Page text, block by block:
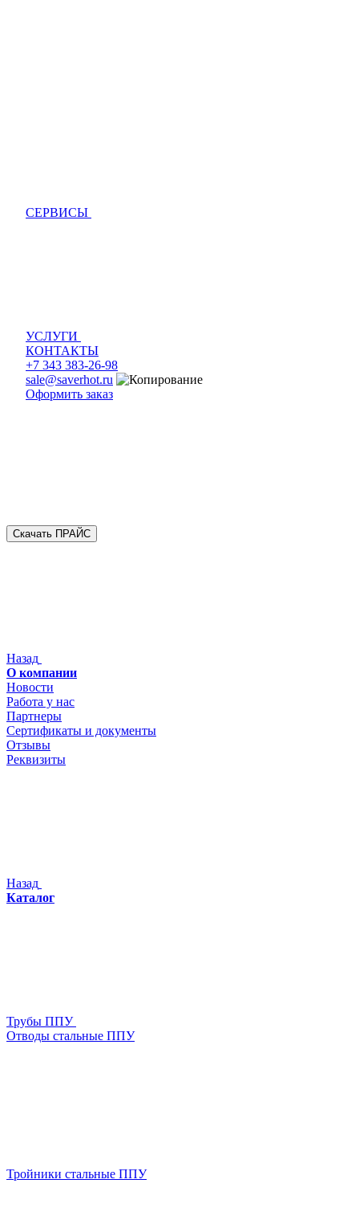
СЕРВИСЫ
УСЛУГИ
КОНТАКТЫ
+7 343 383-26-98
sale@saverhot.ru
Оформить заказ
Скачать ПРАЙС
Назад
О компании
Новости
Работа у нас
Партнеры
Сертификаты и документы
Отзывы
Реквизиты
Назад
Каталог
Трубы ППУ
Отводы стальные ППУ
Тройники стальные ППУ